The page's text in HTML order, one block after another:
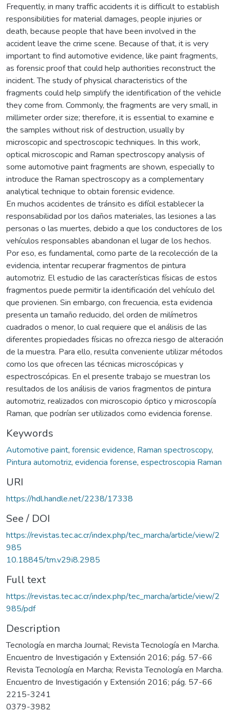
Frequently, in many traffic accidents it is difficult to establish
responsibilities for material damages, people injuries or
death, because people that have been involved in the
accident leave the crime scene. Because of that, it is very
important to find automotive evidence, like paint fragments,
as forensic proof that could help authorities reconstruct the
incident. The study of physical characteristics of the
fragments could help simplify the identification of the vehicle
they come from. Commonly, the fragments are very small, in
millimeter order size; therefore, it is essential to examine e
the samples without risk of destruction, usually by
microscopic and spectroscopic techniques. In this work,
optical microscopic and Raman spectroscopy analysis of
some automotive paint fragments are shown, especially to
introduce the Raman spectroscopy as a complementary
analytical technique to obtain forensic evidence.
En muchos accidentes de tránsito es difícil establecer la
responsabilidad por los daños materiales, las lesiones a las
personas o las muertes, debido a que los conductores de los
vehículos responsables abandonan el lugar de los hechos.
Por eso, es fundamental, como parte de la recolección de la
evidencia, intentar recuperar fragmentos de pintura
automotriz. El estudio de las características físicas de estos
fragmentos puede permitir la identificación del vehículo del
que provienen. Sin embargo, con frecuencia, esta evidencia
presenta un tamaño reducido, del orden de milímetros
cuadrados o menor, lo cual requiere que el análisis de las
diferentes propiedades físicas no ofrezca riesgo de alteración
de la muestra. Para ello, resulta conveniente utilizar métodos
como los que ofrecen las técnicas microscópicas y
espectroscópicas. En el presente trabajo se muestran los
resultados de los análisis de varios fragmentos de pintura
automotriz, realizados con microscopio óptico y microscopía
Raman, que podrían ser utilizados como evidencia forense.
Keywords
Automotive paint, forensic evidence, Raman spectroscopy,
Pintura automotriz, evidencia forense, espectroscopia Raman
URI
https://hdl.handle.net/2238/17338
See / DOI
https://revistas.tec.ac.cr/index.php/tec_marcha/article/view/2
985
10.18845/tm.v29i8.2985
Full text
https://revistas.tec.ac.cr/index.php/tec_marcha/article/view/2
985/pdf
Description
Tecnología en marcha Journal; Revista Tecnología en Marcha.
Encuentro de Investigación y Extensión 2016; pág. 57-66
Revista Tecnología en Marcha; Revista Tecnología en Marcha.
Encuentro de Investigación y Extensión 2016; pág. 57-66
2215-3241
0379-3982